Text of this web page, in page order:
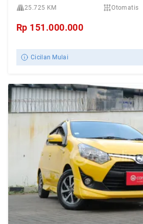
25.725 KM Otomatis
Rp 151.000.000
Cicilan Mulai